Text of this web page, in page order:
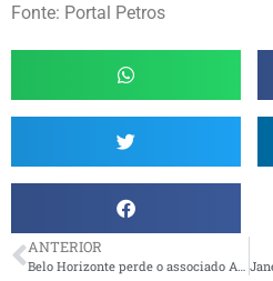
Fonte: Portal Petros
ANTERIOR
Belo Horizonte perde o associado Antônio da Costa Neves, o Tuca